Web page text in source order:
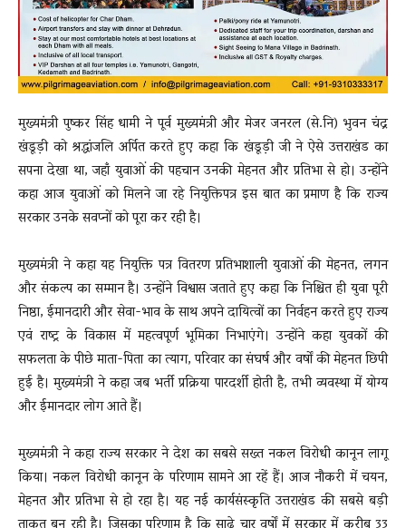
मुख्यमंत्री पुष्कर सिंह धामी ने पूर्व मुख्यमंत्री और मेजर जनरल (से.नि) भुवन चंद्र
खंडूड़ी को श्रद्धांजलि अर्पित करते हुए कहा कि खंडूड़ी जी ने ऐसे उत्तराखंड का
सपना देखा था, जहाँ युवाओं की पहचान उनकी मेहनत और प्रतिभा से हो। उन्होंने
कहा आज युवाओं को मिलने जा रहे नियुक्तिपत्र इस बात का प्रमाण है कि राज्य
सरकार उनके सवप्नों को पूरा कर रही है।
मुख्यमंत्री ने कहा यह नियुक्ति पत्र वितरण प्रतिभाशाली युवाओं की मेहनत, लगन
और संकल्प का सम्मान है। उन्होंने विश्वास जताते हुए कहा कि निश्चित ही युवा पूरी
निष्ठा, ईमानदारी और सेवा-भाव के साथ अपने दायित्वों का निर्वहन करते हुए राज्य
एवं राष्ट्र के विकास में महत्वपूर्ण भूमिका निभाएंगे। उन्होंने कहा युवकों की
सफलता के पीछे माता-पिता का त्याग, परिवार का संघर्ष और वर्षों की मेहनत छिपी
हुई है। मुख्यमंत्री ने कहा जब भर्ती प्रक्रिया पारदर्शी होती है, तभी व्यवस्था में योग्य
और ईमानदार लोग आते हैं।
मुख्यमंत्री ने कहा राज्य सरकार ने देश का सबसे सख्त नकल विरोधी कानून लागू
किया। नकल विरोधी कानून के परिणाम सामने आ रहें हैं। आज नौकरी में चयन,
मेहनत और प्रतिभा से हो रहा है। यह नई कार्यसंस्कृति उत्तराखंड की सबसे बड़ी